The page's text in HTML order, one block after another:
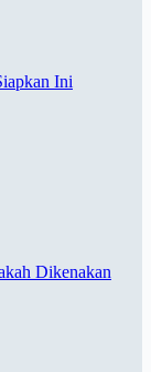
Ini
Dikenakan